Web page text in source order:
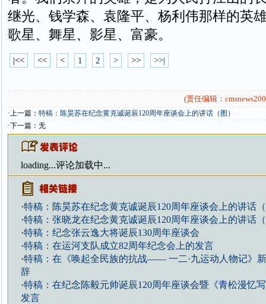
继光、钱学森、袁隆平、杨利伟那样的英
歌星、舞星、影星、富豪。
|<< << < 1 2 > >> >>|
(责任编辑：
·上一篇： 特稿：陈昊苏在纪念黄克诚诞辰120周年座谈会上的讲话（图）
·下一篇：无
loading...评论加载中...
·特稿：陈昊苏在纪念黄克诚诞辰120周年座谈会上的讲话
·特稿：张晓龙在纪念黄克诚诞辰120周年座谈会上的讲话
·特稿：纪念张云逸大将诞辰130周年座谈会
·特稿：在运河支队成立82周年纪念会上的发言
·特稿：在《唤起全民族的抗战—— 一二·九运动人物记》
辞
·特稿：在纪念陈毅元帅诞辰120周年座谈会暨《青松漫忆
发言